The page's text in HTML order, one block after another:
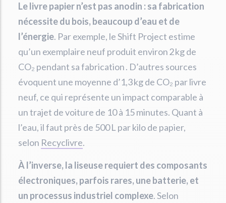
Le livre papier n’est pas anodin : sa fabrication
nécessite du bois, beaucoup d’eau et de
l’énergie. Par exemple, le Shift Project estime
qu’un exemplaire neuf produit environ 2 kg de
CO₂ pendant sa fabrication . D’autres sources
évoquent une moyenne d’1,3 kg de CO₂ par livre
neuf, ce qui représente un impact comparable à
un trajet de voiture de 10 à 15 minutes. Quant à
l’eau, il faut près de 500 L par kilo de papier,
selon Recyclivre.
À l’inverse, la liseuse requiert des composants
électroniques, parfois rares, une batterie, et
un processus industriel complexe. Selon